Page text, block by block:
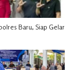
Baru, Siap Gelar